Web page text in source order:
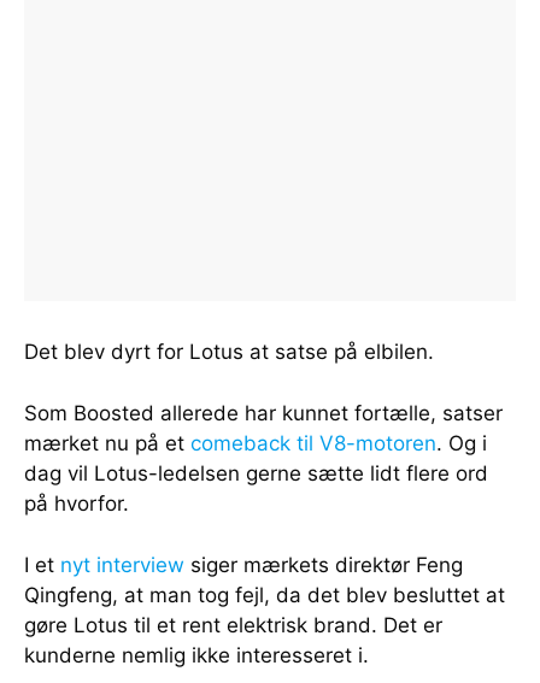
Det blev dyrt for Lotus at satse på elbilen.
Som Boosted allerede har kunnet fortælle, satser
mærket nu på et comeback til V8-motoren. Og i
dag vil Lotus-ledelsen gerne sætte lidt flere ord
på hvorfor.
I et nyt interview siger mærkets direktør Feng
Qingfeng, at man tog fejl, da det blev besluttet at
gøre Lotus til et rent elektrisk brand. Det er
kunderne nemlig ikke interesseret i.